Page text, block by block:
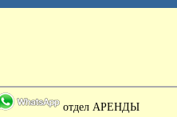
отдел АРЕНДЫ